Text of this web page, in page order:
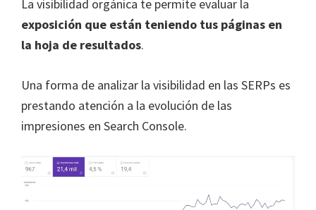
La visibilidad orgánica te permite evaluar la
exposición que están teniendo tus páginas en
la hoja de resultados.
Una forma de analizar la visibilidad en las SERPs es
prestando atención a la evolución de las
impresiones en Search Console.